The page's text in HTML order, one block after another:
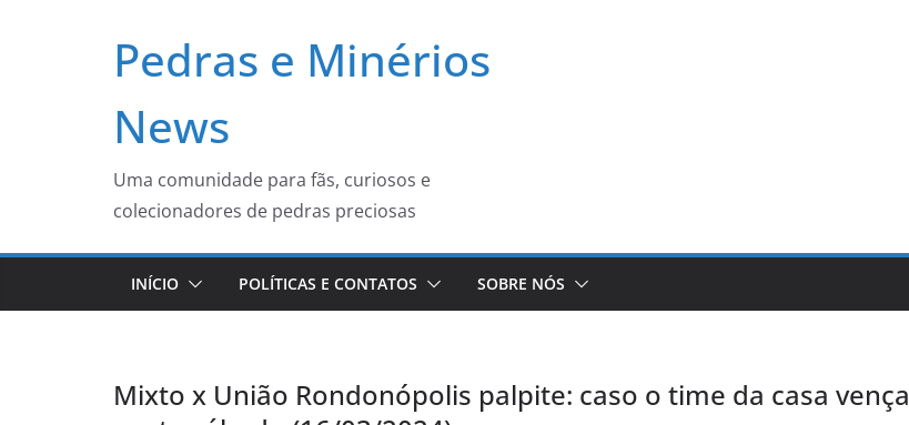
Pedras e Minérios
News
Uma comunidade para fãs, curiosos e
colecionadores de pedras preciosas
INÍCIO POLÍTICAS E CONTATOS SOBRE NÓS
Mixto x União Rondonópolis palpite: caso o time da casa vença